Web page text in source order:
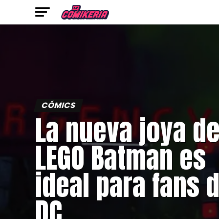
CÓMICS
La nueva joya
LEGO Batman es
ideal para fans